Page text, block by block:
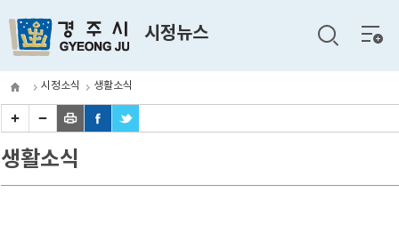
시정뉴스
전체
메뉴
시정소식 생활소식
생활소식